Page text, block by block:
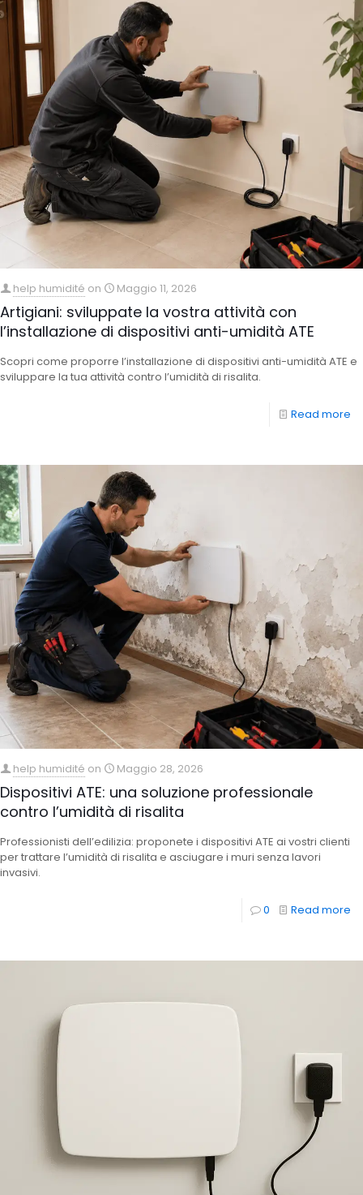
help humidité on Maggio 11, 2026
Artigiani: sviluppate la vostra attività con
l’installazione di dispositivi anti-umidità ATE
Scopri come proporre l’installazione di dispositivi anti-umidità ATE e
sviluppare la tua attività contro l’umidità di risalita.
Read more
help humidité on Maggio 28, 2026
Dispositivi ATE: una soluzione professionale
contro l’umidità di risalita
Professionisti dell’edilizia: proponete i dispositivi ATE ai vostri clienti
per trattare l’umidità di risalita e asciugare i muri senza lavori
invasivi.
0 Read more